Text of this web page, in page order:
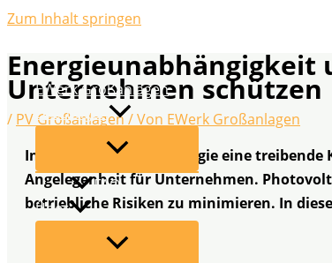
Zum Inhalt springen
EWerk Großanlagen
Leistungen
FAQ
Über
Energieunabhängigkeit
Unternehmen schützen
/ PV Großanlagen/ Von EWerk Großanlagen
In einer Welt, in der Energie eine
Angelegenheit für Unternehmen.
betriebliche Risiken zu minimieren. In